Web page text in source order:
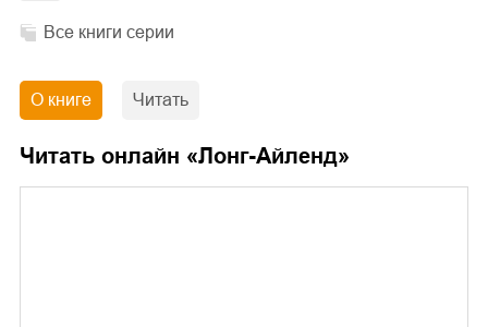
Все книги серии
О книге Читать
Читать онлайн «Лонг-Айленд»